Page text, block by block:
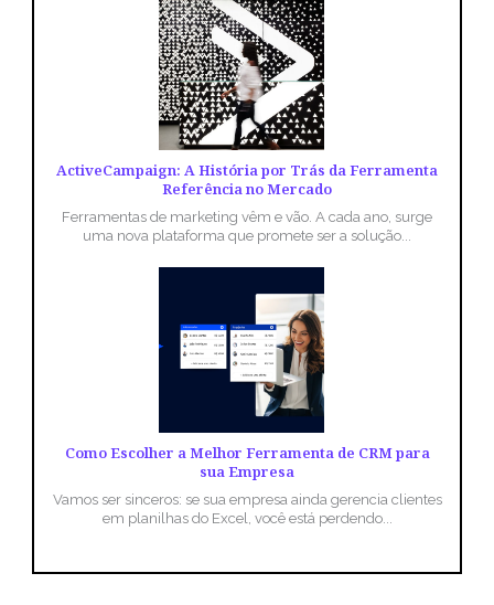
ActiveCampaign: A História por Trás da Ferramenta
Referência no Mercado
Ferramentas de marketing vêm e vão. A cada ano, surge
uma nova plataforma que promete ser a solução...
Como Escolher a Melhor Ferramenta de CRM para
sua Empresa
Vamos ser sinceros: se sua empresa ainda gerencia clientes
em planilhas do Excel, você está perdendo...